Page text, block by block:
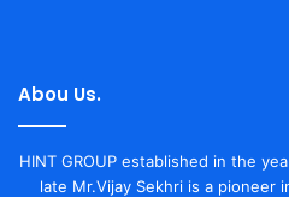
Abou Us.
HINT GROUP established in the
late Mr.Vijay Sekhri is a pioneer